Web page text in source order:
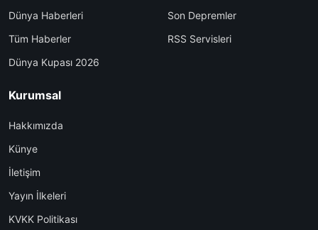
Dünya Haberleri
Tüm Haberler
Dünya Kupası 2026
Son Depremler
RSS Servisleri
Kurumsal
Hakkımızda
Künye
İletişim
Yayın İlkeleri
KVKK Politikası